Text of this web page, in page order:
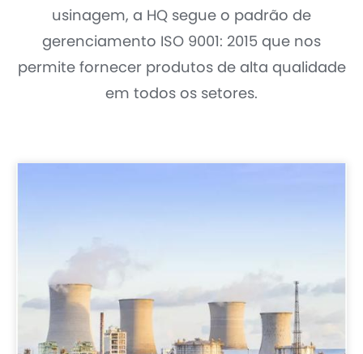
usinagem, a HQ segue o padrão de
gerenciamento ISO 9001: 2015 que nos
permite fornecer produtos de alta qualidade
em todos os setores.